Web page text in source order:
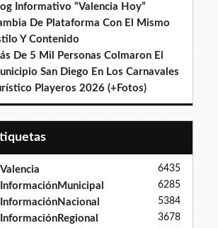
Informativo “Valencia Hoy”
De Plataforma Con El Mismo
Y Contenido
De 5 Mil Personas Colmaron El
San Diego En Los Carnavales
Playeros 2026 (+Fotos)
Etiquetas
6435
6285
5384
3678